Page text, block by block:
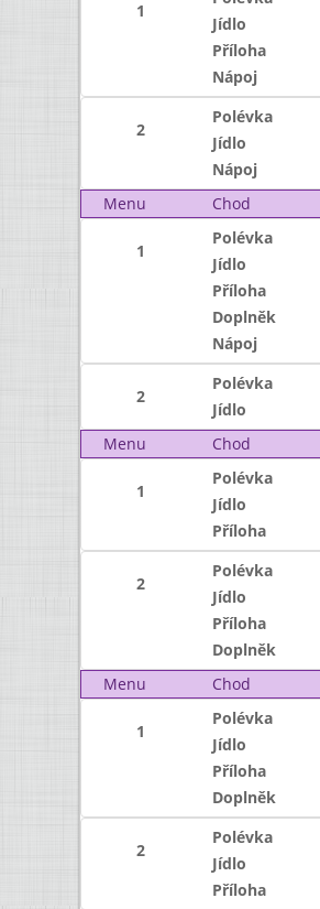
1
Jídlo
Příloha
Nápoj
2
Polévka
Jídlo
Nápoj
Menu
Chod
1
Polévka
Jídlo
Příloha
Doplněk
Nápoj
2
Polévka
Jídlo
Menu
Chod
1
Polévka
Jídlo
Příloha
2
Polévka
Jídlo
Příloha
Doplněk
Menu
Chod
1
Polévka
Jídlo
Příloha
Doplněk
2
Polévka
Jídlo
Příloha